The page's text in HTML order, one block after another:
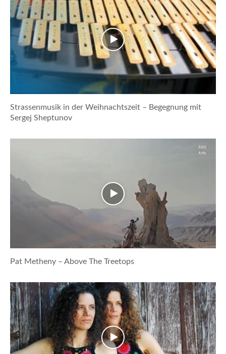
Strassenmusik in der Weihnachtszeit – Begegnung mit
Sergej Sheptunov
Pat Metheny – Above The Treetops